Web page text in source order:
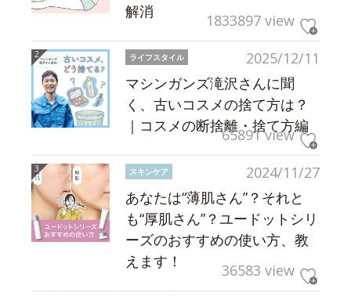
解消
1833897 view
2025/12/11
ライフスタイル
マシンガンズ滝沢さんに聞
く、古いコスメの捨て方は？
｜コスメの断捨離・捨て方編
65891 view
2024/11/27
スキンケア
あなたは“薄肌さん”？それと
も“厚肌さん”？ユードットシリ
ーズのおすすめの使い方、教
えます！
36583 view